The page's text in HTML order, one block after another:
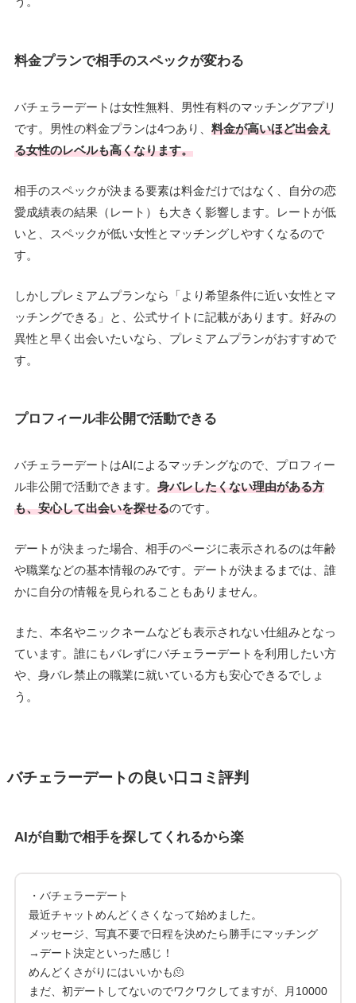
料金プランで相手のスペックが変わる
バチェラーデートは女性無料、男性有料のマッチングアプリ
です。男性の料金プランは4つあり、 料金が高いほど出会え
る女性のレベルも高くなります。
相手のスペックが決まる要素は料金だけではなく、自分の恋
愛成績表の結果（レート）も大きく影響します。レートが低
いと、スペックが低い女性とマッチングしやすくなるので
す。
しかしプレミアムプランなら「より希望条件に近い女性とマ
ッチングできる」と、公式サイトに記載があります。好みの
異性と早く出会いたいなら、プレミアムプランがおすすめで
す。
プロフィール非公開で活動できる
バチェラーデートはAIによるマッチングなので、プロフィー
ル非公開で活動できます。 身バレしたくない理由がある方
も、安心して出会いを探せるのです。
デートが決まった場合、相手のページに表示されるのは年齢
や職業などの基本情報のみです。デートが決まるまでは、誰
かに自分の情報を見られることもありません。
また、本名やニックネームなども表示されない仕組みとなっ
ています。誰にもバレずにバチェラーデートを利用したい方
や、身バレ禁止の職業に就いている方も安心できるでしょ
う。
バチェラーデートの良い口コミ評判
AIが自動で相手を探してくれるから楽
・バチェラーデート
最近チャットめんどくさくなって始めました。
メッセージ、写真不要で日程を決めたら勝手にマッチング
→デート決定といった感じ！
めんどくさがりにはいいかも🫠
まだ、初デートしてないのでワクワクしてますが、月10000